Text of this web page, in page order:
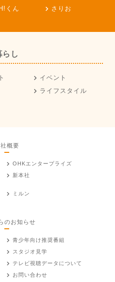
くん さりお
らし
イベント
ライフスタイル
概要
OHKエンタープライズ
新本社
ミルン
のお知らせ
青少年向け推奨番組
スタジオ見学
テレビ視聴データについて
お問い合わせ